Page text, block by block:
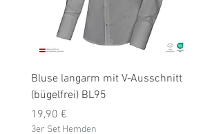
Bluse langarm mit V-Ausschnitt
(bügelfrei) BL95
Preis
19,90 €
3er Set Hemden